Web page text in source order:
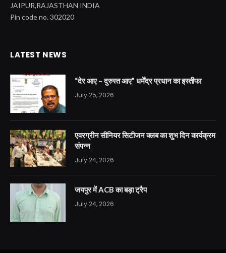
JAIPUR,RAJASTHAN INDIA
Pin code no. 302020
LATEST NEWS
“देर आए – दुरुस्त आए” धर्मेंद्र प्रधान का इस्तीफा
July 25, 2026
एवरग्रीन सीनियर सिटीजन क्लब का शुभ दिन कार्यक्रम
संपन्न
July 24, 2026
जयपुर में ACB का बड़ा ट्रैप
July 24, 2026